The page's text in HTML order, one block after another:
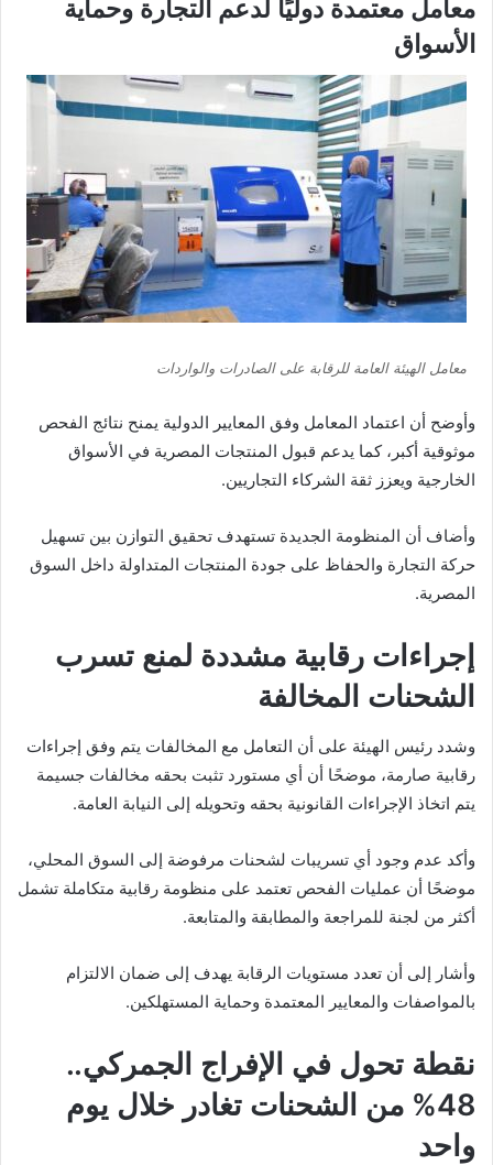
معامل معتمدة دوليًا لدعم التجارة وحماية
الأسواق
معامل الهيئة العامة للرقابة على الصادرات والواردات
وأوضح أن اعتماد المعامل وفق المعايير الدولية يمنح نتائج الفحص
موثوقية أكبر، كما يدعم قبول المنتجات المصرية في الأسواق
الخارجية ويعزز ثقة الشركاء التجاريين.
وأضاف أن المنظومة الجديدة تستهدف تحقيق التوازن بين تسهيل
حركة التجارة والحفاظ على جودة المنتجات المتداولة داخل السوق
المصرية.
إجراءات رقابية مشددة لمنع تسرب
الشحنات المخالفة
وشدد رئيس الهيئة على أن التعامل مع المخالفات يتم وفق إجراءات
رقابية صارمة، موضحًا أن أي مستورد تثبت بحقه مخالفات جسيمة
يتم اتخاذ الإجراءات القانونية بحقه وتحويله إلى النيابة العامة.
وأكد عدم وجود أي تسريبات لشحنات مرفوضة إلى السوق المحلي،
موضحًا أن عمليات الفحص تعتمد على منظومة رقابية متكاملة تشمل
أكثر من لجنة للمراجعة والمطابقة والمتابعة.
وأشار إلى أن تعدد مستويات الرقابة يهدف إلى ضمان الالتزام
بالمواصفات والمعايير المعتمدة وحماية المستهلكين.
نقطة تحول في الإفراج الجمركي..
48% من الشحنات تغادر خلال يوم
واحد